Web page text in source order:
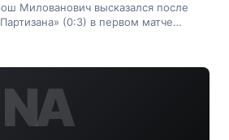
Милованович высказался после
(0:3) в первом матче
NA